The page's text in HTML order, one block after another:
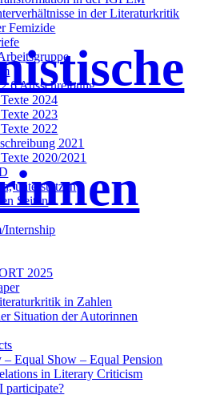
in der Literaturkritik
Femizide
Ausschreibung
2024
2023
2022
2021
2020/2021
unterstützen
Seiten
Internship
2025
in Zahlen
Situation der Autorinnen
– Equal Show – Equal Pension
in Literary Criticism
participate?